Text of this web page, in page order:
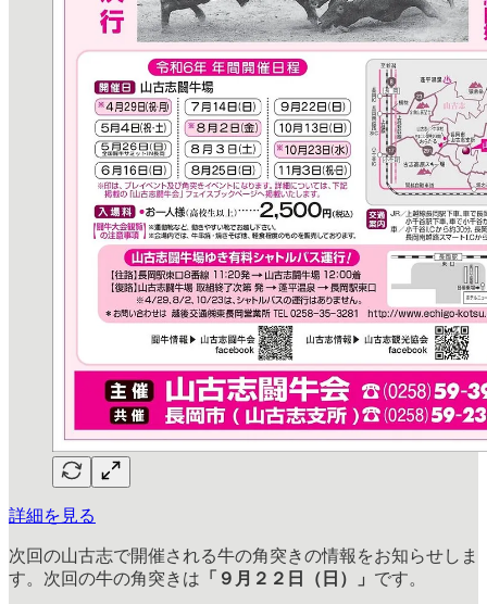
詳細を見る
次回の山古志で開催される牛の角突きの情報をお知らせしま
す。次回の牛の角突きは 「９月２２日（日）」 です。